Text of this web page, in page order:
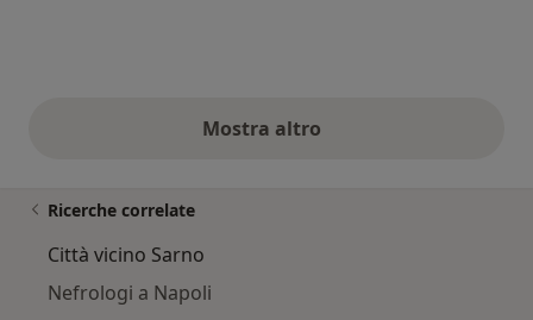
Mostra altroopinioni di cui sopra
Ricerche correlate
Città vicino Sarno
Nefrologi a Napoli